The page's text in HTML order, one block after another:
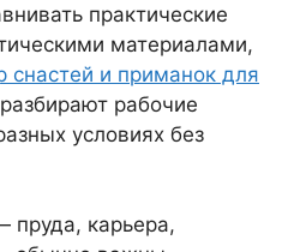
практические
материалами,
снастей и приманок для
рабочие
условиях без
карьера,